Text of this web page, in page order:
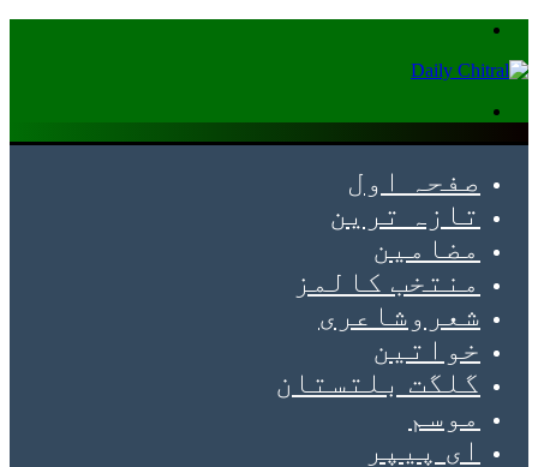
صفحہ اول
تازہ ترین
مضامین
منتخب کالمز
شعروشاعری
خواتین
گلگت بلتستان
موسم
ای پیپر